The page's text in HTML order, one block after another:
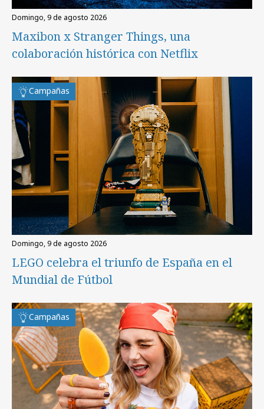
domingo, 9 de agosto 2026
Maxibon x Stranger Things, una
colaboración histórica con Netflix
Campañas
domingo, 9 de agosto 2026
LEGO celebra el triunfo de España en el
Mundial de Fútbol
Campañas